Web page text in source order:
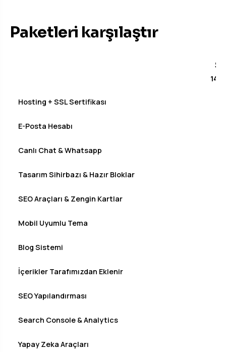
Paketleri karşılaştır
140
Hosting + SSL Sertifikası
E-Posta Hesabı
Canlı Chat & Whatsapp
Tasarım Sihirbazı & Hazır Bloklar
SEO Araçları & Zengin Kartlar
Mobil Uyumlu Tema
Blog Sistemi
İçerikler Tarafımızdan Eklenir
SEO Yapılandırması
Search Console & Analytics
Yapay Zeka Araçları